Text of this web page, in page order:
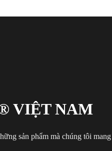
VIỆT NAM
sản phẩm mà chúng tôi mang